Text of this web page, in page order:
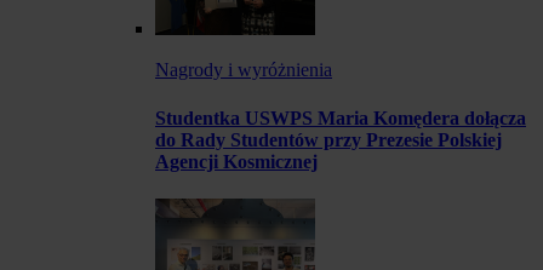
Nagrody i wyróżnienia
Studentka USWPS Maria Komędera dołącza
do Rady Studentów przy Prezesie Polskiej
Agencji Kosmicznej